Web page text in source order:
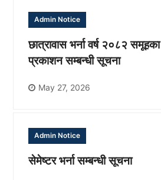
Admin Notice
छात्रावास भर्ना वर्ष २०८२
प्रकाशन सम्बन्धी सूचना
May 27, 2026
Admin Notice
सेमेष्टर भर्ना सम्बन्धी सूचना